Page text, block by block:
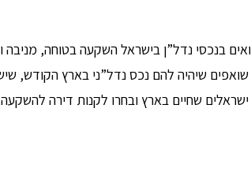
בנכסי נדל”ן בישראל השקעה בטוחה, מניבה
שיהיה להם נכס נדל”ני בארץ הקודש,
שחיים בארץ ובחרו לקנות דירה להשקעה,